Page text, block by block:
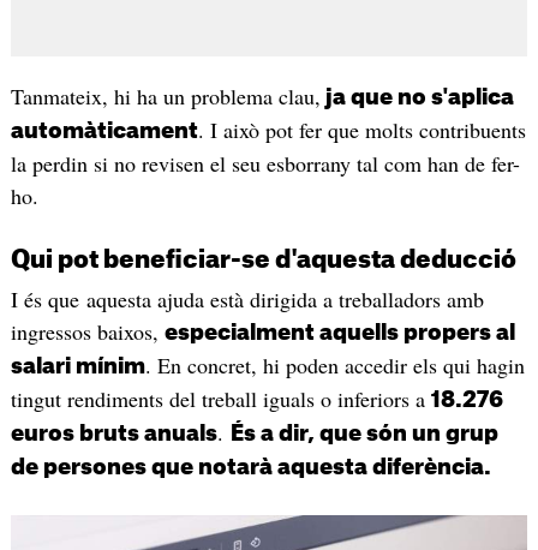
Tanmateix, hi ha un problema clau, ja que no s'aplica
automàticament. I això pot fer que molts contribuents
la perdin si no revisen el seu esborrany tal com han de fer-
ho.
Qui pot beneficiar-se d'aquesta deducció
I és que aquesta ajuda està dirigida a treballadors amb
ingressos baixos, especialment aquells propers al
salari mínim. En concret, hi poden accedir els qui hagin
tingut rendiments del treball iguals o inferiors a 18.276
euros bruts anuals.
És a dir, que són un grup
de persones que notarà aquesta diferència.